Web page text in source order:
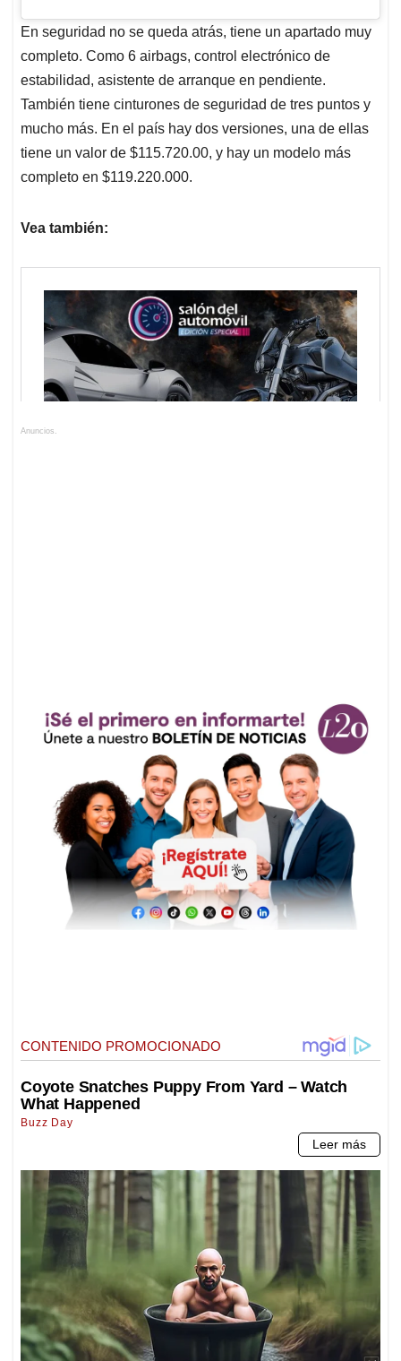
En seguridad no se queda atrás, tiene un apartado muy
completo. Como 6 airbags, control electrónico de
estabilidad, asistente de arranque en pendiente.
También tiene cinturones de seguridad de tres puntos y
mucho más. En el país hay dos versiones, una de ellas
tiene un valor de $115.720.00, y hay un modelo más
completo en $119.220.000.
Vea también:
Anuncios.